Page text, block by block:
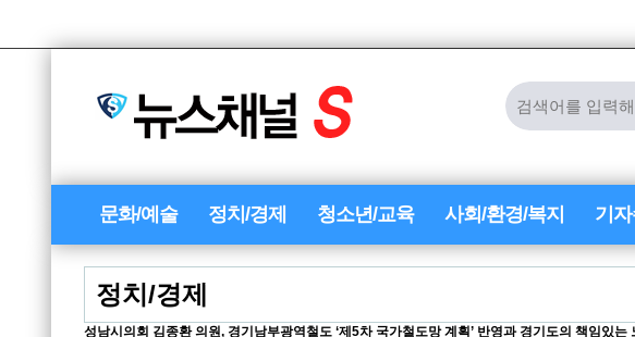
문화/예술 정치/경제 청소년/교육 사회/환경/복지 기자
정치/경제
성남시의회 김종환 의원, 경기남부광역철도 ‘제5차 국가철도망 계획’ 반영과 경기도의 책임있는